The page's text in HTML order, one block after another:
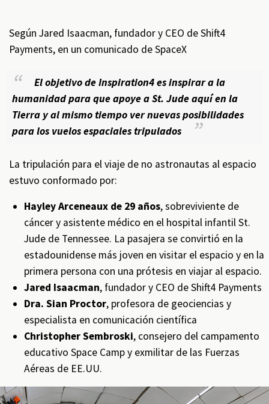
Según Jared Isaacman, fundador y CEO de Shift4
Payments, en un comunicado de SpaceX
El objetivo de Inspiration4 es inspirar a la
humanidad para que apoye a St. Jude aquí en la
Tierra y al mismo tiempo ver nuevas posibilidades
para los vuelos espaciales tripulados
La tripulación para el viaje de no astronautas al espacio
estuvo conformado por:
Hayley Arceneaux de 29 años, sobreviviente de
cáncer y asistente médico en el hospital infantil St.
Jude de Tennessee. La pasajera se convirtió en la
estadounidense más joven en visitar el espacio y en la
primera persona con una prótesis en viajar al espacio.
Jared Isaacman, fundador y CEO de Shift4 Payments
Dra. Sian Proctor, profesora de geociencias y
especialista en comunicación científica
Christopher Sembroski, consejero del campamento
educativo Space Camp y exmilitar de las Fuerzas
Aéreas de EE.UU.